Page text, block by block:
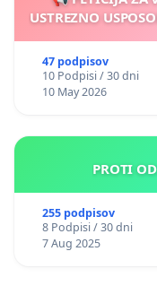
USTREZNO
47 podpisov
10 Podpisi / 30 dni
10 May 2026
PROTI
255 podpisov
8 Podpisi / 30 dni
7 Aug 2025